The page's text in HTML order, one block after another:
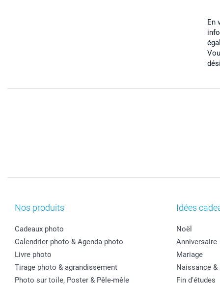
En
Nos produits
Cadeaux photo
Calendrier photo & Agenda photo
Livre photo
Tirage photo & agrandissement
Photo sur toile, Poster & Pêle-mêle
Idées
Noël
Anniversaire
Mariage
Naissance &
Fin d'études